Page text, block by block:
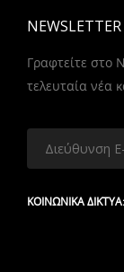
NEWSLETTER
Γραφτείτε στο
τελευταία νέα
ΚΟΙΝΩΝΙΚΑ ΔΙΚΤΥΑ: